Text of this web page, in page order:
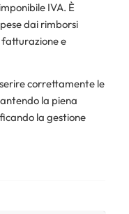
IVA. È
dai rimborsi
e
correttamente le
la piena
la gestione